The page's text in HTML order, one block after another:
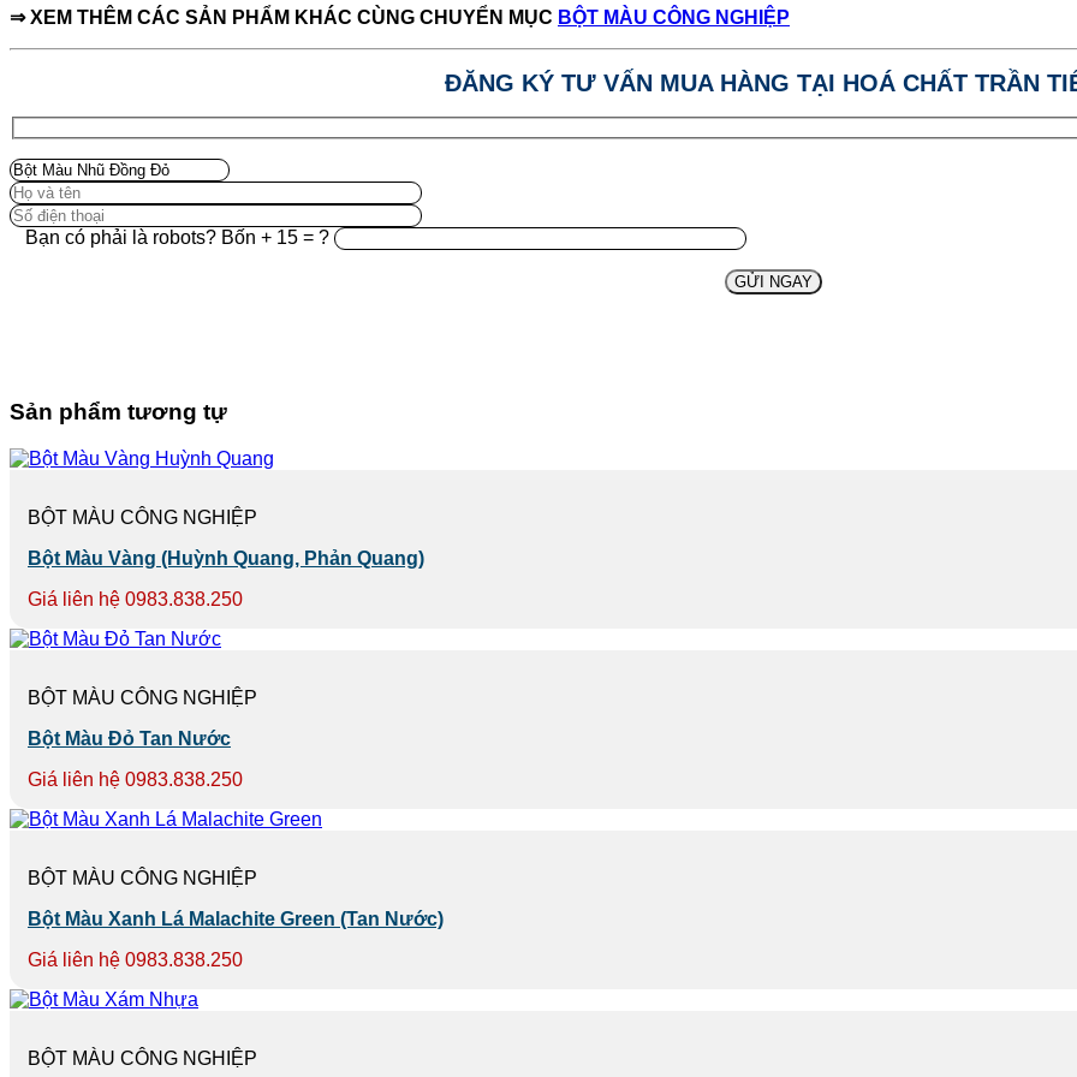
⇒ XEM THÊM CÁC SẢN PHẨM KHÁC CÙNG CHUYỂN MỤC BỘT MÀU CÔNG NGHIỆP
ĐĂNG KÝ TƯ VẤN MUA HÀNG TẠI HOÁ CHẤT TRẦN
Bạn có phải là robots? Bốn + 15 = ?
Sản phẩm tương tự
BỘT MÀU CÔNG NGHIỆP
Bột Màu Vàng (Huỳnh Quang, Phản Quang)
Giá liên hệ 0983.838.250
BỘT MÀU CÔNG NGHIỆP
Bột Màu Đỏ Tan Nước
Giá liên hệ 0983.838.250
BỘT MÀU CÔNG NGHIỆP
Bột Màu Xanh Lá Malachite Green (Tan Nước)
Giá liên hệ 0983.838.250
BỘT MÀU CÔNG NGHIỆP